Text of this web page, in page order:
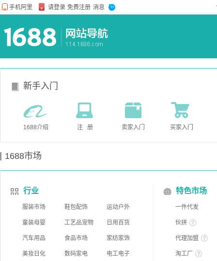
新手入门
1688介绍 注 册 卖家入门 买家入门
1688市场
行业
服装市场 鞋包配饰 运动户外
童装母婴 工艺品宠物 日用百货
汽车用品 食品市场 家纺家饰
美妆日化 数码家电 电工电子
特色市场
一件代发
伙拼
代理加盟
淘工厂